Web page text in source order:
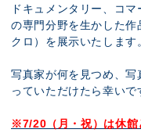
ドキュメンタリー、コ
の専門分野を生かした作
クロ）を展示いたします
写真家が何を見つめ、
っていただけたら幸いで
※7/20（月・祝）は休館